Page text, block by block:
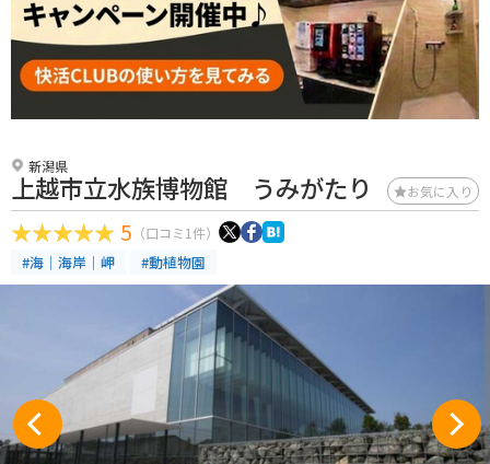
新潟県
上越市立水族博物館 うみがたり お気に入り
5 （口コミ1件）
#海｜海岸｜岬 #動植物園